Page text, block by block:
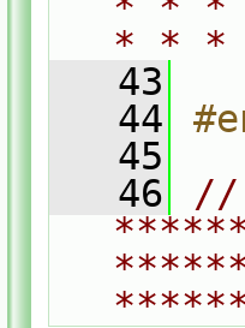
* *
   43
   44
   45
   46
//